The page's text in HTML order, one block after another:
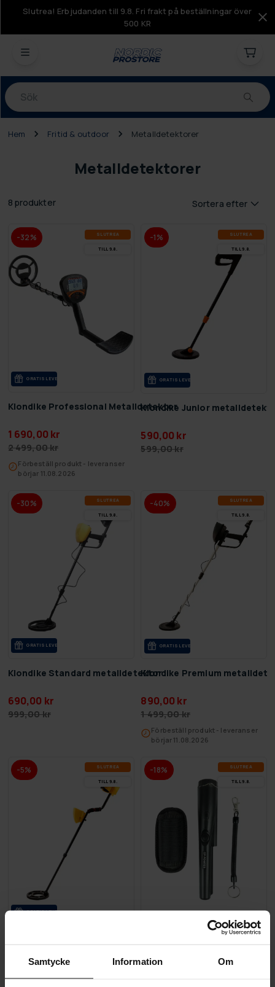
Samtycke Information Om
Slutrea! Erbjudanden till 9.8. Fri frakt på beställningar över
500 KR
Produkter
Hem Fritid & outdoor Metalldetektorer
Metalldetektorer
8 produkter Sortera efter
-32% SLUT­REA
TILL 9.8.
GRA­TIS LE­VE­RANS
Klondike Professional Metalldetektor
1 690,00 kr
2 499,00 kr
Förbeställ produkt - leveranser
börjar 11.08.2026
-1% SLUT­REA
TILL 9.8.
GRA­TIS LE­VE­RANS
Klondike Junior
590,00 kr
599,00 kr
-30% SLUT­REA
TILL 9.8.
GRA­TIS LE­VE­RANS
Klondike Standard metalldetektor
690,00 kr
999,00 kr
-40% SLUT­REA
TILL 9.8.
GRA­TIS LE­VE­RANS
Klondike Premium
890,00 kr
1 499,00 kr
Förbeställ produkt - leveranser
börjar 11.08.2026
-5% SLUT­REA
TILL 9.8.
GRA­TIS LE­VE­RANS
1 890,00 kr
1 999,00 kr
-18% SLUT­REA
TILL 9.8.
Klondike PinPointer
490,00 kr